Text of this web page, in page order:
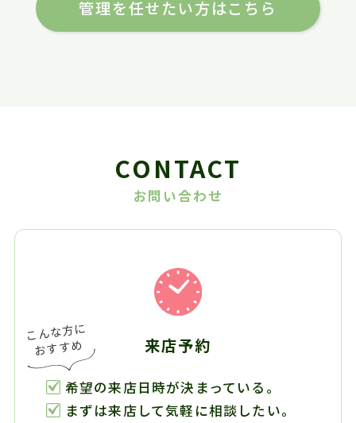
管理を任せたい方はこちら
CONTACT
お問い合わせ
来店予約
希望の来店日時が決まっている。
まずは来店して気軽に相談したい。